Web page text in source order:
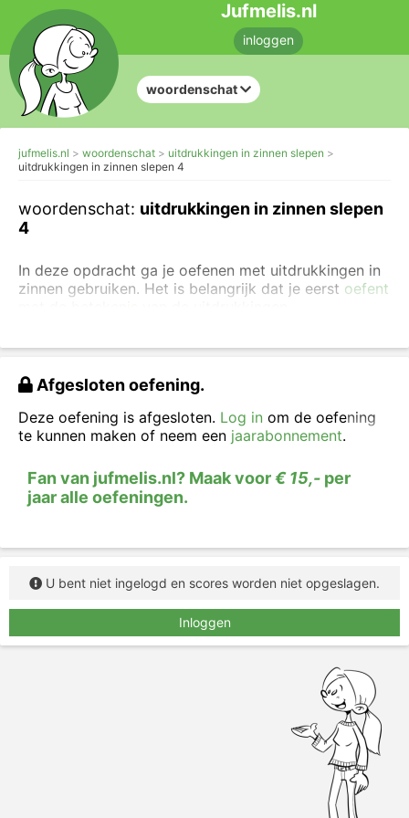
Jufmelis.nl
inloggen
woordenschat
jufmelis.nl woordenschat
uitdrukkingen in zinnen slepen
uitdrukkingen in zinnen slepen 4
woordenschat: uitdrukkingen in zinnen slepen
4
In deze opdracht ga je oefenen met uitdrukkingen in
zinnen gebruiken. Het is belangrijk dat je eerst oefent
Sleep de juiste uitdrukking in de zin.
Afgesloten oefening.
Deze oefening is afgesloten. Log in om de oefening
te kunnen maken of neem een jaarabonnement.
Fan van jufmelis.nl? Maak voor€ 15,- per
jaar alle oefeningen.
U bent niet ingelogd en scores worden niet opgeslagen.
Inloggen